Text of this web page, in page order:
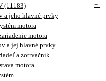
(11183)
+-
a jeho hlavné prvky
motora
motora
a jej hlavné prvky
a zotrvačník
motora